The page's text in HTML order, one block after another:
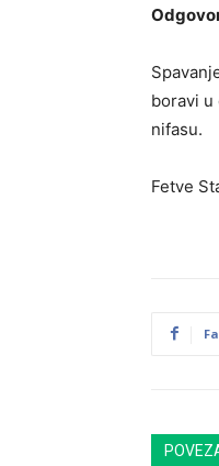
boravi u
nifasu.
Fetve